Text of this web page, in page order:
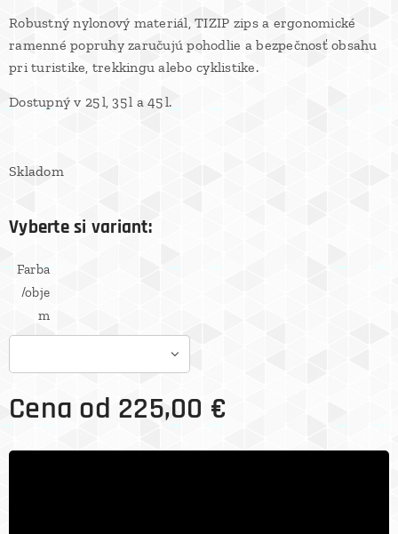
Robustný nylonový materiál, TIZIP zips a ergonomické
ramenné popruhy zaručujú pohodlie a bezpečnosť obsahu
pri turistike, trekkingu alebo cyklistike.
Dostupný v 25 l, 35 l a 45 l.
Skladom
Vyberte si variant:
Farba
/obje
m
Cena od 225,00 €